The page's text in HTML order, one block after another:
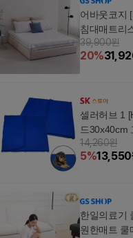
어바웃코지
침대매트리
39,900원
20%
셀러허브 1
드30x40cm
14,260원
5%13,550
한일의료기
원한매트 쿨